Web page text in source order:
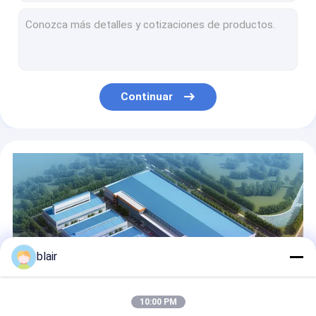
A13: Estante telescópico manual con voladizo para estantes de almacenamiento de materiales largos
A06: Estacionamiento de transbordadores de radio Estacionamiento de transbordadores de radio Estacionamiento de paletas Almacenamiento Estacionamiento de almacenamiento Estacionamiento de transbordadores de paletas
Cage de almacenamiento de paletas de acero
Color RAL de los bastidores de transbordadores de radio ODM
Estante de apilamiento plegable Estante de apilamiento para neumáticos Almacén de almacenamiento Estante de neumáticos
Continuar
blair
10:00 PM